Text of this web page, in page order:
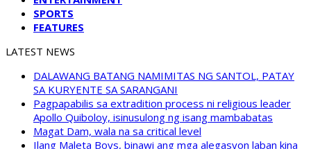
SPORTS
FEATURES
LATEST NEWS
DALAWANG BATANG NAMIMITAS NG SANTOL, PATAY
SA KURYENTE SA SARANGANI
Pagpapabilis sa extradition process ni religious leader
Apollo Quiboloy, isinusulong ng isang mambabatas
Magat Dam, wala na sa critical level
Ilang Maleta Boys, binawi ang mga alegasyon laban kina